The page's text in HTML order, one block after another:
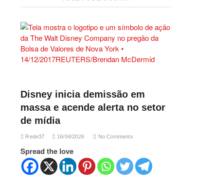
Disney inicia demissão em
massa e acende alerta no setor
de mídia
Rede37 16/04/2026 No Comments
Spread the love